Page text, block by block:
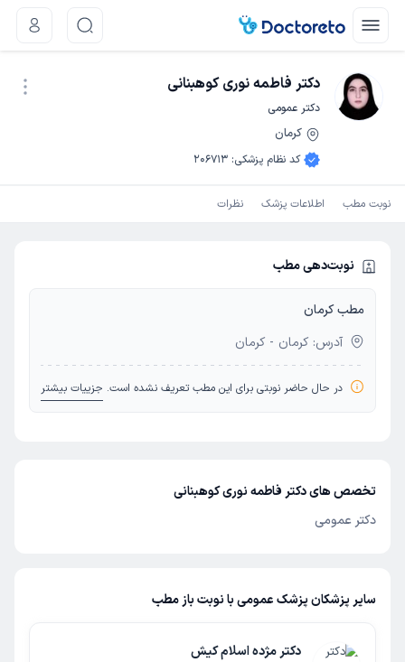
دکتر فاطمه نوری کوهبنانی
دکتر عمومی
کرمان
کد نظام پزشکی:
206713
نوبت مطب اطلاعات پزشک نظرات
نوبت‌دهی مطب
مطب کرمان
آدرس: کرمان - کرمان
در حال حاضر نوبتی برای این مطب تعریف نشده است. جزییات بیشتر
تخصص های دکتر فاطمه نوری کوهبنانی
دکتر عمومی
سایر پزشکان پزشک عمومی با نوبت باز مطب
دکتر مژده اسلام کیش